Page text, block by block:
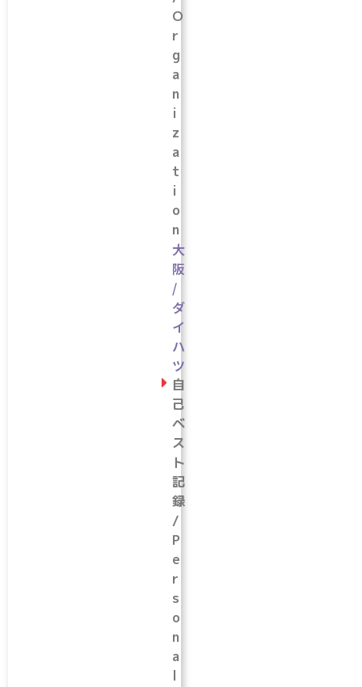
O
r
g
a
n
i
z
a
t
i
o
n
大
阪
/
ダ
イ
ハ
ツ
自
己
ベ
ス
ト
記
録
/
P
e
r
s
o
n
a
l